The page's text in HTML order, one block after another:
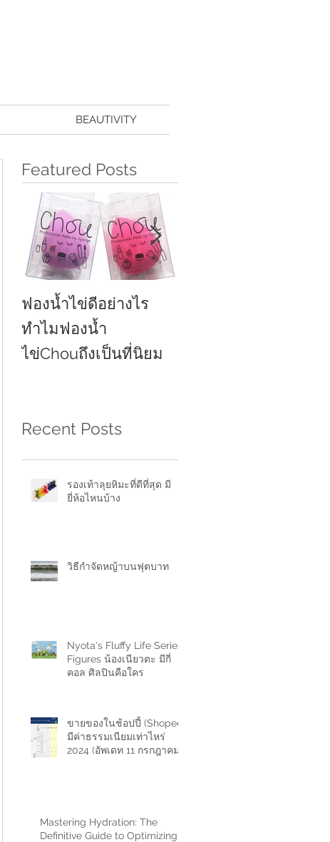
Featured Posts
ฟองน้ำไข่ดีอย่างไร
ทำไมฟองน้ำ
ไข่Chouถึงเป็นที่นิยม
Recent Posts
รองเท้าลุยหิมะที่ดีที่สุด มี
ยี่ห้อไหนบ้าง
วิธีกำจัดหญ้าบนฟุตบาท
Nyota's Fluffy Life Series
Figures น้องเนียวตะ มีกี่
คอล ศิลปินคือใคร
ขายของในช้อปปี้ (Shopee)
มีค่าธรรมเนียมเท่าไหร่
2024 (อัพเดท 11 กรกฎาคม
Mastering Hydration: The
Definitive Guide to Optimizing
BEAUTIVITY